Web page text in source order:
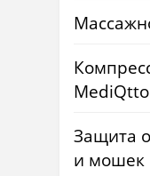
MediQtto
Защита
и мошек